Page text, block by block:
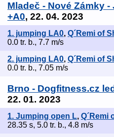
Mladeč - Nové Zámky
+A0, 22. 04. 2023
1. jumping LA0, Q´Remi of
0.0 tr. b., 7.7 m/s
2. jumping LA0, Q´Remi of
0.0 tr. b., 7.05 m/s
Brno - Dogfitness.cz
22. 01. 2023
1. Jumping open L, Q´Remi
28.35 s, 5.0 tr. b., 4.8 m/s